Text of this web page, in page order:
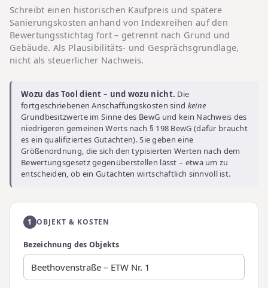
Schreibt einen historischen Kaufpreis und spätere
Sanierungskosten anhand von Indexreihen auf den
Bewertungsstichtag fort – getrennt nach Grund und
Gebäude. Als Plausibilitäts- und Gesprächsgrundlage,
nicht als steuerlicher Nachweis.
Wozu das Tool dient – und wozu nicht. Die
fortgeschriebenen Anschaffungskosten sind keine
Grundbesitzwerte im Sinne des BewG und kein Nachweis des
niedrigeren gemeinen Werts nach § 198 BewG (dafür braucht
es ein qualifiziertes Gutachten). Sie geben eine
Größenordnung, die sich den typisierten Werten nach dem
Bewertungsgesetz gegenüberstellen lässt – etwa um zu
entscheiden, ob ein Gutachten wirtschaftlich sinnvoll ist.
1 OBJEKT & KOSTEN
Bezeichnung des Objekts